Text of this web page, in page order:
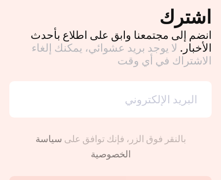
اشترك
انضم إلى مجتمعنا وابق على اطلاع بأحدث
الأخبار. لا يوجد بريد عشوائي، يمكنك إلغاء
الاشتراك في أي وقت
بالنقر فوق الزر، فإنك توافق على سياسة
الخصوصية